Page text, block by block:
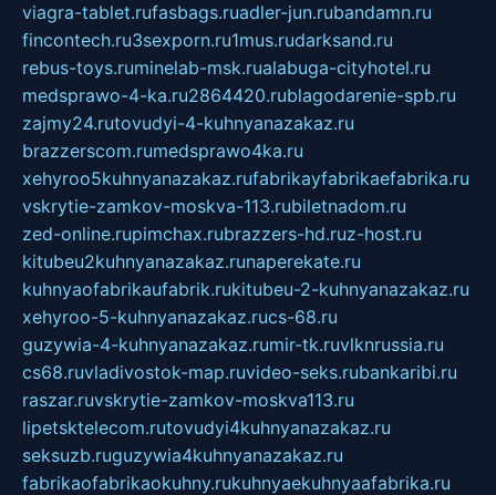
viagra-tablet.rufasbags.ruadler-jun.rubandamn.ru
fincontech.ru3sexporn.ru1mus.rudarksand.ru
rebus-toys.ruminelab-msk.rualabuga-cityhotel.ru
medsprawo-4-ka.ru2864420.rublagodarenie-spb.ru
zajmy24.rutovudyi-4-kuhnyanazakaz.ru
brazzerscom.rumedsprawo4ka.ru
xehyroo5kuhnyanazakaz.rufabrikayfabrikaefabrika.ru
vskrytie-zamkov-moskva-113.rubiletnadom.ru
zed-online.rupimchax.rubrazzers-hd.ruz-host.ru
kitubeu2kuhnyanazakaz.runaperekate.ru
kuhnyaofabrikaufabrik.rukitubeu-2-kuhnyanazakaz.ru
xehyroo-5-kuhnyanazakaz.rucs-68.ru
guzywia-4-kuhnyanazakaz.rumir-tk.ruvlknrussia.ru
cs68.ruvladivostok-map.ruvideo-seks.rubankaribi.ru
raszar.ruvskrytie-zamkov-moskva113.ru
lipetsktelecom.rutovudyi4kuhnyanazakaz.ru
seksuzb.ruguzywia4kuhnyanazakaz.ru
fabrikaofabrikaokuhny.rukuhnyaekuhnyaafabrika.ru